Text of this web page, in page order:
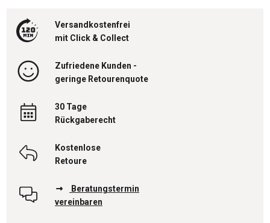
Versandkostenfrei
mit Click & Collect
Zufriedene Kunden -
geringe Retourenquote
30 Tage
Rückgaberecht
Kostenlose
Retoure
Beratungstermin
vereinbaren